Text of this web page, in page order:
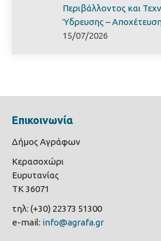
Περιβάλλοντος και
Ύδρευσης –
15/07/2026
Επικοινωνία
Δήμος Αγράφων
Κερασοχώρι
Ευρυτανίας
ΤΚ 36071
τηλ: (+30) 22373 51300
e-mail: info@agrafa.gr